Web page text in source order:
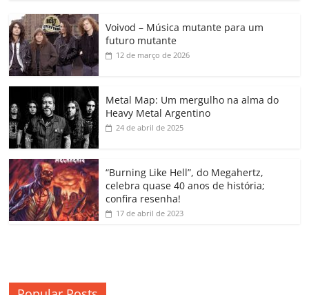
c
e
b
o
o
k
itt
er
ai at
s
A
p
k
e
dI
gl
e
a
ss
o
m
y
k
p
h
Voivod – Música mutante para um
futuro mutante
12 de março de 2026
Metal Map: Um mergulho na alma do
Heavy Metal Argentino
24 de abril de 2025
“Burning Like Hell”, do Megahertz,
celebra quase 40 anos de história;
confira resenha!
17 de abril de 2023